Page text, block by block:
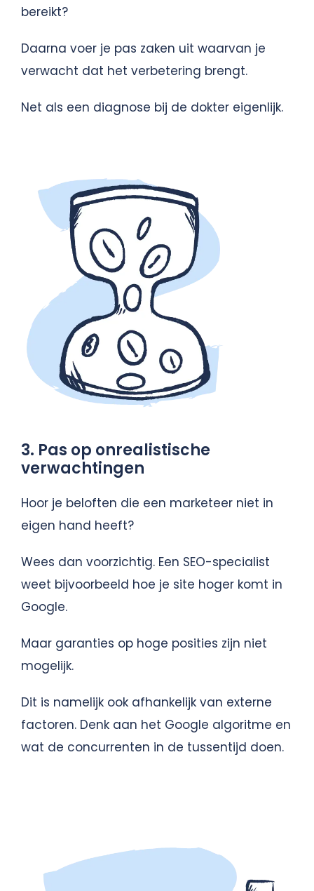
bereikt?
Daarna voer je pas zaken uit waarvan je
verwacht dat het verbetering brengt.
Net als een diagnose bij de dokter eigenlijk.
3. Pas op onrealistische
verwachtingen
Hoor je beloften die een marketeer niet in
eigen hand heeft?
Wees dan voorzichtig. Een SEO-specialist
weet bijvoorbeeld hoe je site hoger komt in
Google.
Maar garanties op hoge posities zijn niet
mogelijk.
Dit is namelijk ook afhankelijk van externe
factoren. Denk aan het Google algoritme en
wat de concurrenten in de tussentijd doen.